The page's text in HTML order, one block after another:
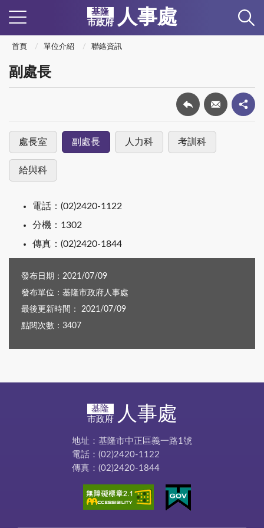
基隆
市政府
人事處
首頁 單位介紹 聯絡資訊
副處長
處長室 副處長 人力科 考訓科
給與科
電話：(02)2420-1122
分機：1302
傳真：(02)2420-1844
發布日期：2021/07/09
發布單位：基隆市政府人事處
最後更新時間： 2021/07/09
點閱次數：3407
基隆
市政府
人事處
地址：基隆市中正區義一路1號
電話：(02)2420-1122
傳真：(02)2420-1844